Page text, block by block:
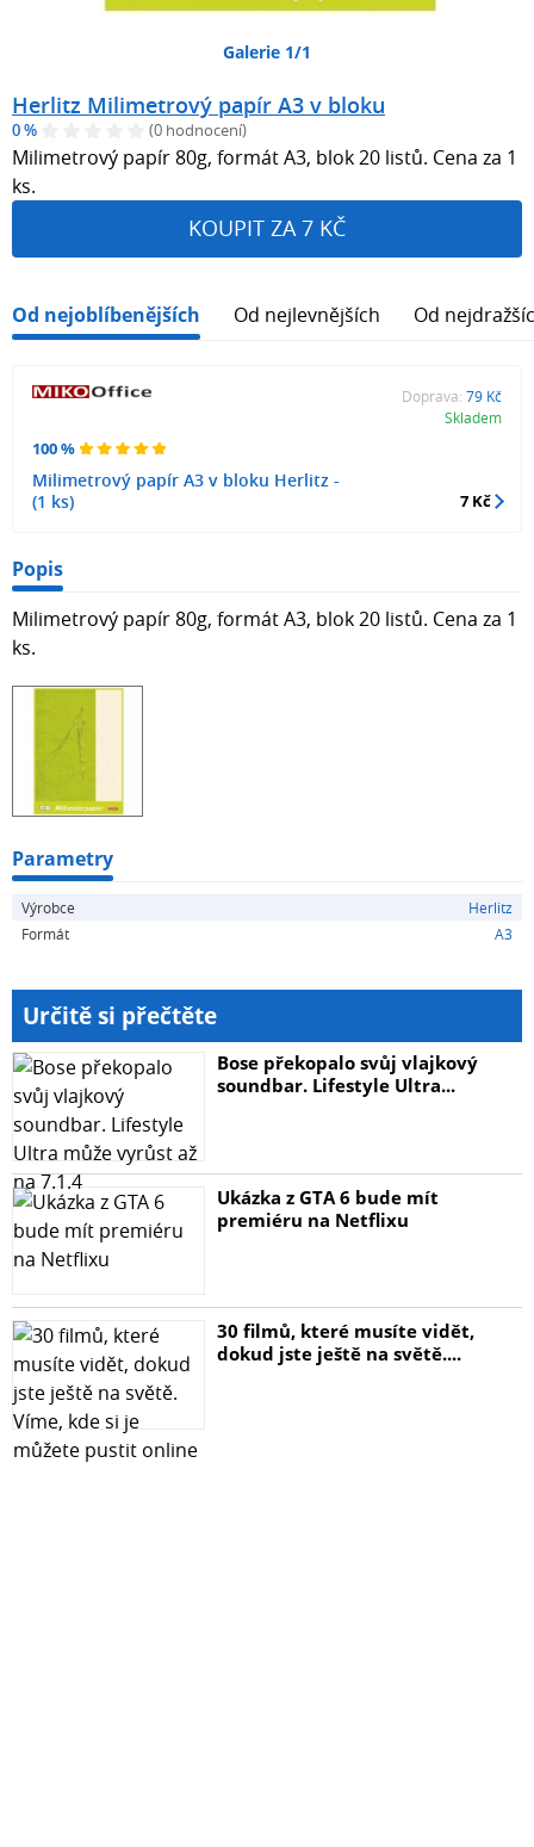
Galerie 1/1
Herlitz Milimetrový papír A3 v bloku
0 % (0 hodnocení)
Milimetrový papír 80g, formát A3, blok 20 listů. Cena za 1
ks.
KOUPIT ZA 7 KČ
Od nejoblíbenějších Od nejlevnějších Od
100 %
Milimetrový papír A3 v bloku Herlitz -
(1 ks)
Doprava: 79 Kč
Skladem
7 Kč
Popis
Milimetrový papír 80g, formát A3, blok 20 listů. Cena za 1
ks.
Parametry
Výrobce
Herlitz
Formát
A3
Určitě si přečtěte
Bose překopalo svůj vlajkový
soundbar. Lifestyle Ultra...
Ukázka z GTA 6 bude mít
premiéru na Netflixu
30 filmů, které musíte vidět,
dokud jste ještě na světě....